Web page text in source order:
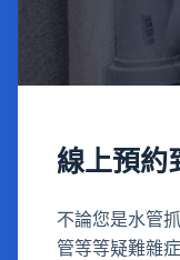
線上預約
不論您是水管
管等等疑難雜